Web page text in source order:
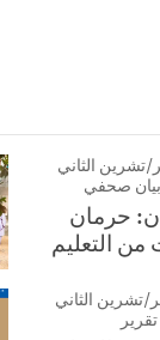
تشرين الثاني
بيان صحفي
حرمان
من التعليم
تشرين الثاني
تقرير